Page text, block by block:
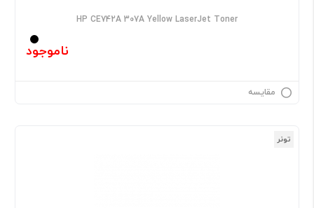
HP CE742A 307A Yellow LaserJet Toner
ناموجود
مقایسه
تونر